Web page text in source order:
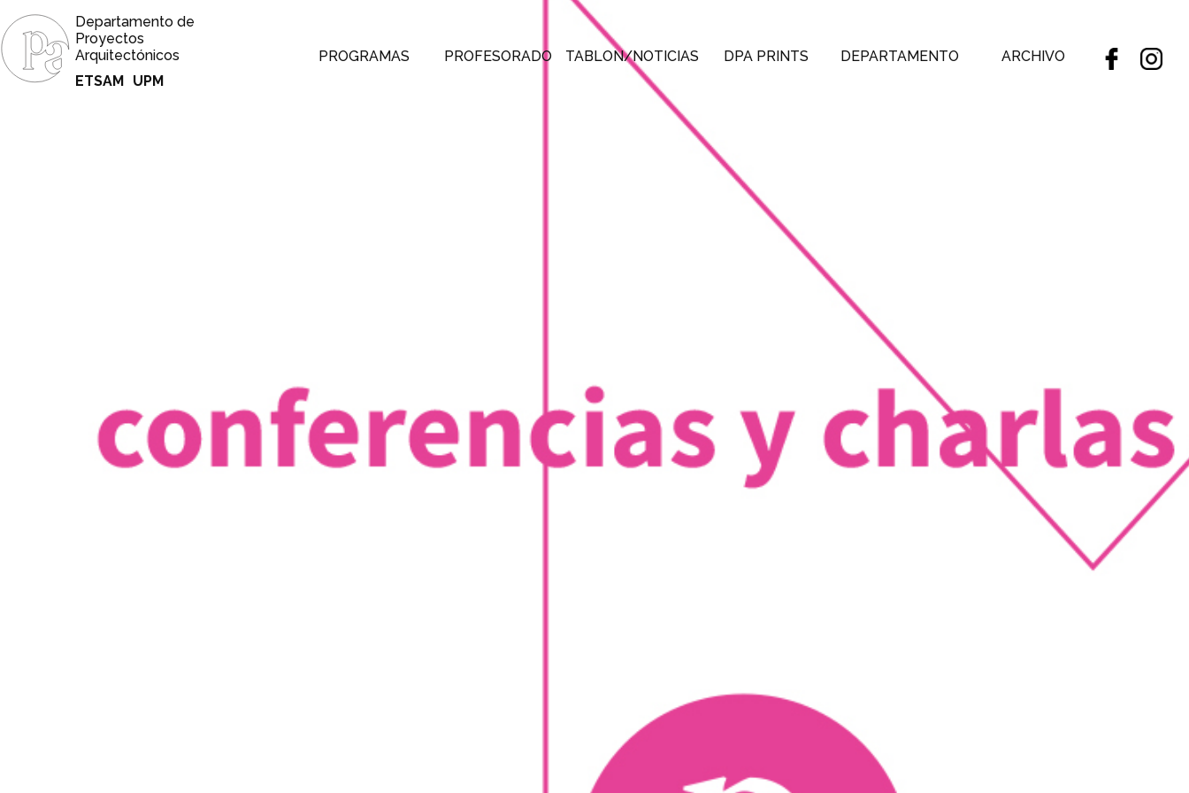
Departamento de
Proyectos
Arquitectónicos
ETSAM UPM
PROGRAMAS PROFESORADO TABLON/NOTICIAS DPA PRINTS DEPARTAMENTO ARCHIVO